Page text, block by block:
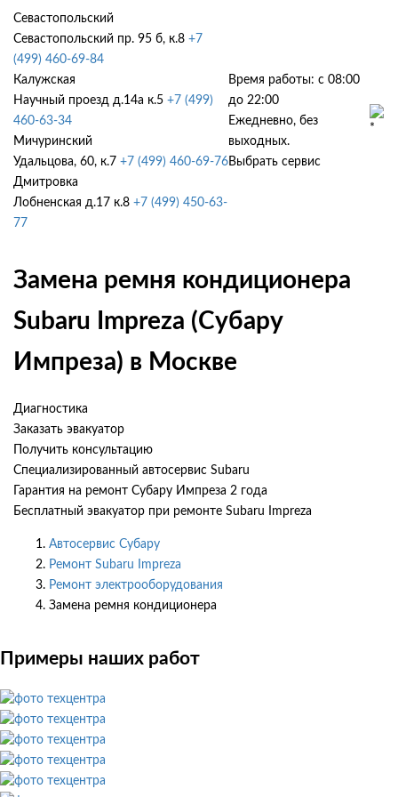
Севастопольский
Севастопольский пр. 95 б, к.8 +7
(499) 460-69-84
Калужская
Научный проезд д.14а к.5 +7 (499)
460-63-34
Мичуринский
Удальцова, 60, к.7 +7 (499) 460-69-76
Дмитровка
Лобненская д.17 к.8 +7 (499) 450-63-
77
Время работы: с 08:00
до 22:00
Ежедневно, без
выходных.
Выбрать сервис
Замена ремня кондиционера
Subaru Impreza (Субару
Импреза) в Москве
Диагностика
Заказать эвакуатор
Получить консультацию
Специализированный автосервис Subaru
Гарантия на ремонт Субару Импреза 2 года
Бесплатный эвакуатор при ремонте Subaru Impreza
Автосервис Субару
Ремонт Subaru Impreza
Ремонт электрооборудования
Замена ремня кондиционера
Примеры наших работ